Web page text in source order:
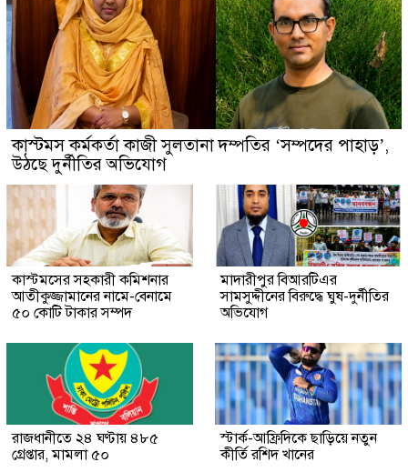
কাস্টমস কর্মকর্তা কাজী সুলতানা দম্পতির ‘সম্পদের পাহাড়’,
উঠছে দুর্নীতির অভিযোগ
কাস্টমসের সহকারী কমিশনার
আতীকুজ্জামানের নামে-বেনামে
৫০ কোটি টাকার সম্পদ
মাদারীপুর বিআরটিএর
সামসুদ্দীনের বিরুদ্ধে ঘুষ-দুর্নীতির
অভিযোগ
রাজধানীতে ২৪ ঘণ্টায় ৪৮৫
গ্রেপ্তার, মামলা ৫০
স্টার্ক-আফ্রিদিকে ছাড়িয়ে নতুন
কীর্তি রশিদ খানের